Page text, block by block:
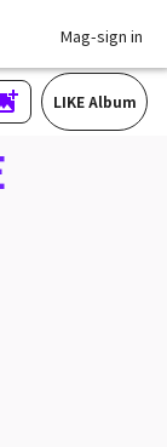
Mag-sign in
LIKE Album